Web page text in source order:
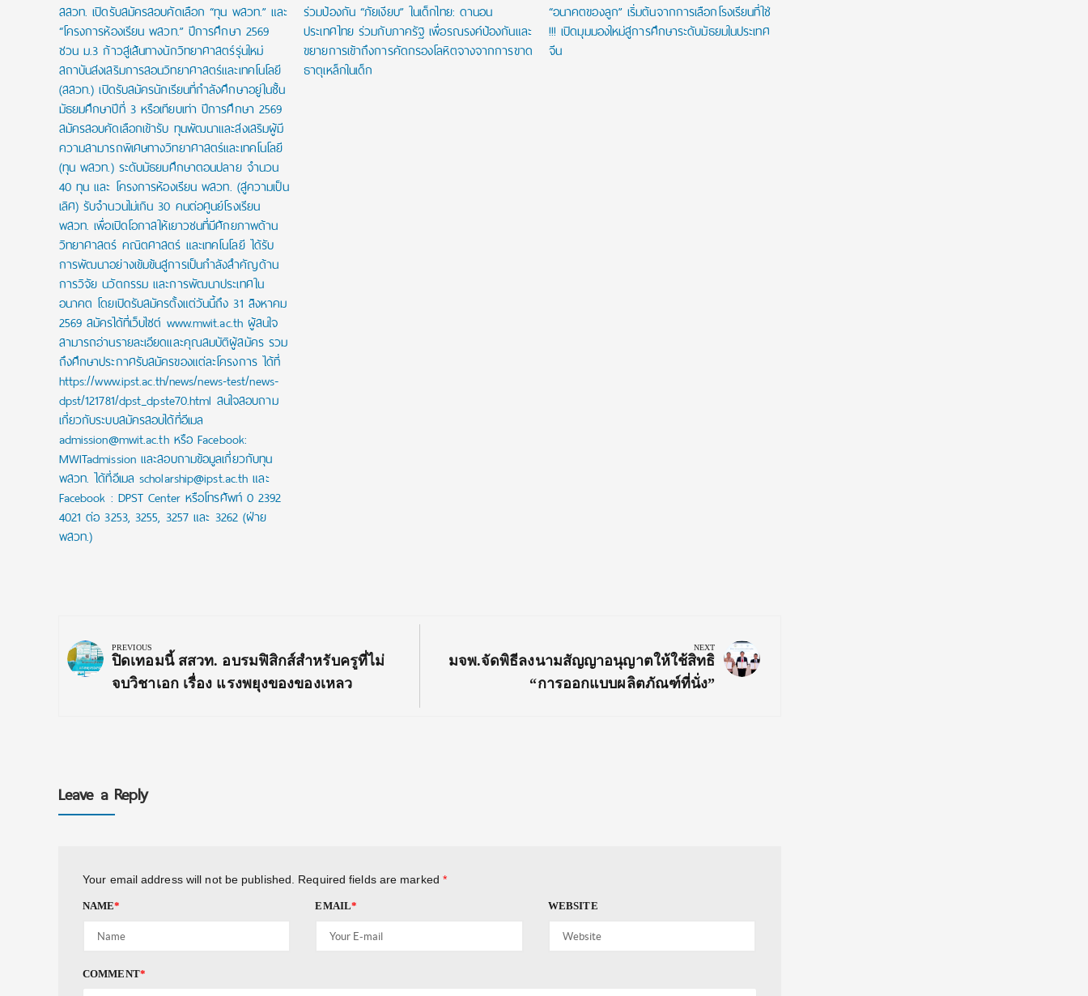
สสวท. เปิดรับสมัครสอบคัดเลือก “ทุน พสวท.” และ
“โครงการห้องเรียน พสวท.” ปีการศึกษา 2569
ชวน ม.3 ก้าวสู่เส้นทางนักวิทยาศาสตร์รุ่นใหม่
สถาบันส่งเสริมการสอนวิทยาศาสตร์และเทคโนโลยี
(สสวท.) เปิดรับสมัครนักเรียนที่กำลังศึกษาอยู่ในชั้น
มัธยมศึกษาปีที่ 3 หรือเทียบเท่า ปีการศึกษา 2569
สมัครสอบคัดเลือกเข้ารับ ทุนพัฒนาและส่งเสริมผู้มี
ความสามารถพิเศษทางวิทยาศาสตร์และเทคโนโลยี
(ทุน พสวท.) ระดับมัธยมศึกษาตอนปลาย จำนวน
40 ทุน และ โครงการห้องเรียน พสวท. (สู่ความเป็น
เลิศ) รับจำนวนไม่เกิน 30 คนต่อศูนย์โรงเรียน
พสวท. เพื่อเปิดโอกาสให้เยาวชนที่มีศักยภาพด้าน
วิทยาศาสตร์ คณิตศาสตร์ และเทคโนโลยี ได้รับ
การพัฒนาอย่างเข้มข้นสู่การเป็นกำลังสำคัญด้าน
การวิจัย นวัตกรรม และการพัฒนาประเทศใน
อนาคต โดยเปิดรับสมัครตั้งแต่วันนี้ถึง 31 สิงหาคม
2569 สมัครได้ที่เว็บไซต์ www.mwit.ac.th ผู้สนใจ
สามารถอ่านรายละเอียดและคุณสมบัติผู้สมัคร รวม
ถึงศึกษาประกาศรับสมัครของแต่ละโครงการ ได้ที่
https://www.ipst.ac.th/news/news-test/news-
dpst/121781/dpst_dpste70.html สนใจสอบถาม
เกี่ยวกับระบบสมัครสอบได้ที่อีเมล
admission@mwit.ac.th หรือ Facebook:
MWITadmission และสอบถามข้อมูลเกี่ยวกับทุน
พสวท. ได้ที่อีเมล scholarship@ipst.ac.th และ
Facebook : DPST Center หรือโทรศัพท์ 0 2392
4021 ต่อ 3253, 3255, 3257 และ 3262 (ฝ่าย
พสวท.)
ร่วมป้องกัน “ภัยเงียบ” ในเด็กไทย: ดานอน
ประเทศไทย ร่วมกับภาครัฐ เพื่อรณรงค์ป้องกันและ
ขยายการเข้าถึงการคัดกรองโลหิตจางจากการขาด
ธาตุเหล็กในเด็ก
“อนาคตของลูก” เริ่มต้นจากการเลือกโรงเรียนที่ใช่
!!! เปิดมุมมองใหม่สู่การศึกษาระดับมัธยมในประเทศ
จีน
navigation
PREVIOUS
Previous
Post:
ปิดเทอมนี้ สสวท. อบรมฟิสิกส์สำหรับครูที่ไม่
จบวิชาเอก เรื่อง แรงพยุงของของเหลว
NEXT
Next
มจพ.จัดพิธีลงนามสัญญาอนุญาตให้ใช้สิทธิ
“การออกแบบผลิตภัณฑ์ที่นั่ง”
Leave a Reply
Your email address will not be published. Required fields are marked *
NAME* EMAIL* WEBSITE
COMMENT*